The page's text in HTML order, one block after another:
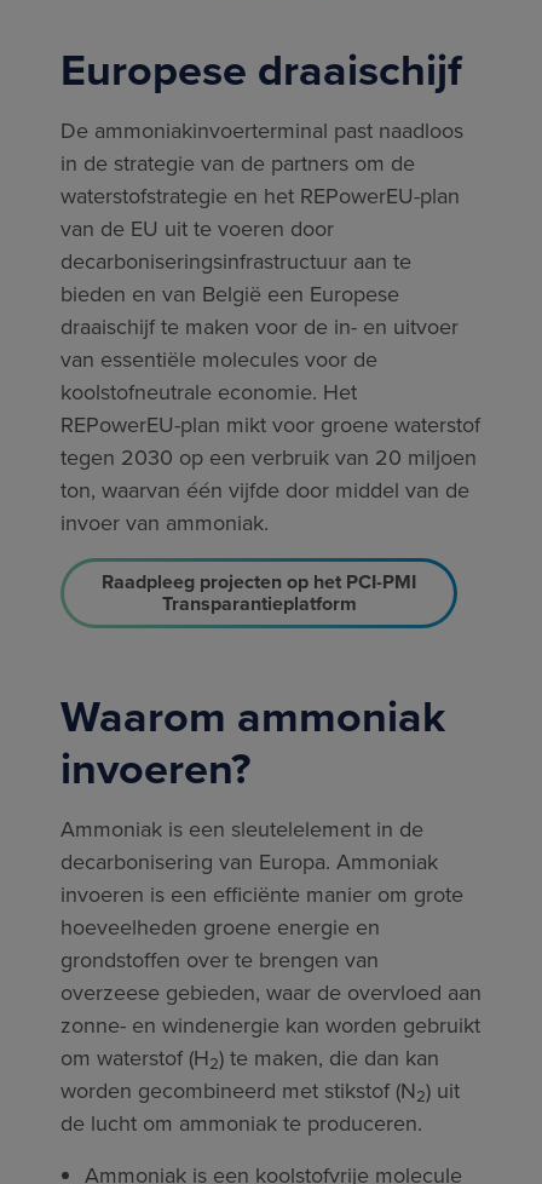
Europese draaischijf
De ammoniakinvoerterminal past naadloos
in de strategie van de partners om de
waterstofstrategie en het REPowerEU-plan
van de EU uit te voeren door
decarboniseringsinfrastructuur aan te
bieden en van België een Europese
draaischijf te maken voor de in- en uitvoer
van essentiële molecules voor de
koolstofneutrale economie. Het
REPowerEU-plan mikt voor groene waterstof
tegen 2030 op een verbruik van 20 miljoen
ton, waarvan één vijfde door middel van de
invoer van ammoniak.
Raadpleeg projecten op het PCI-PMI
Transparantieplatform
Waarom ammoniak
invoeren?
Ammoniak is een sleutelelement in de
decarbonisering van Europa. Ammoniak
invoeren is een efficiënte manier om grote
hoeveelheden groene energie en
grondstoffen over te brengen van
overzeese gebieden, waar de overvloed aan
zonne- en windenergie kan worden gebruikt
om waterstof (H2) te maken, die dan kan
worden gecombineerd met stikstof (N2) uit
de lucht om ammoniak te produceren.
Ammoniak is een koolstofvrije molecule